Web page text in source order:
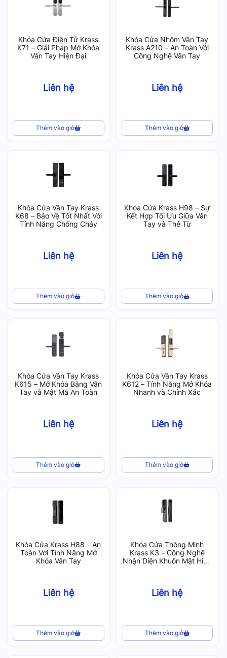
Khóa Cửa Điện Tử Krass
K71 – Giải Pháp Mở Khóa
Vân Tay Hiện Đại
Liên hệ
Thêm vào giỏ
Khóa Cửa Nhôm Vân Tay
Krass A210 – An Toàn Với
Công Nghệ Vân Tay
Liên hệ
Thêm vào giỏ
Khóa Cửa Vân Tay Krass
K68 – Bảo Vệ Tốt Nhất Với
Tính Năng Chống Cháy
Liên hệ
Thêm vào giỏ
Khóa Cửa Krass H98 – Sự
Kết Hợp Tối Ưu Giữa Vân
Tay và Thẻ Từ
Liên hệ
Thêm vào giỏ
Khóa Cửa Vân Tay Krass
K615 – Mở Khóa Bằng Vân
Tay và Mật Mã An Toàn
Liên hệ
Thêm vào giỏ
Khóa Cửa Vân Tay Krass
K612 – Tính Năng Mở Khóa
Nhanh và Chính Xác
Liên hệ
Thêm vào giỏ
Khóa Cửa Krass H88 – An
Toàn Với Tính Năng Mở
Khóa Vân Tay
Liên hệ
Thêm vào giỏ
Khóa Cửa Thông Minh
Krass K3 – Công Nghệ
Nhận Diện Khuôn Mặt Hiện
Liên hệ
Thêm vào giỏ